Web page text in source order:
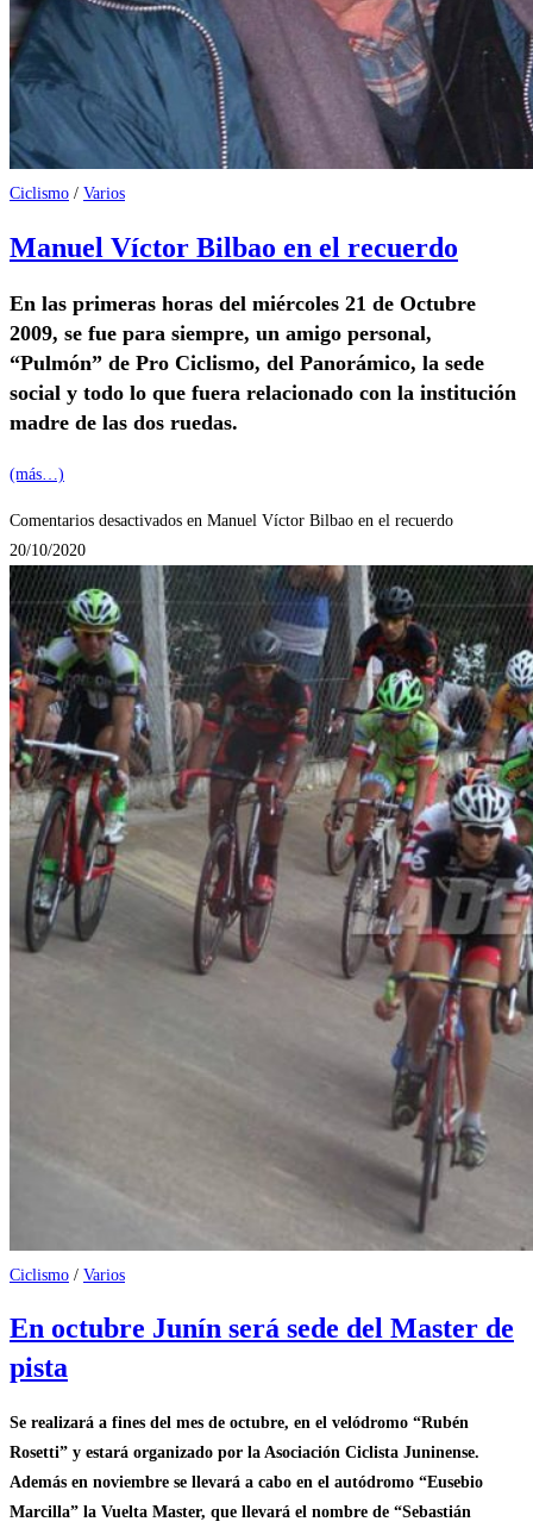
Ciclismo / Varios
Manuel Víctor Bilbao en el recuerdo
En las primeras horas del miércoles 21 de Octubre
2009, se fue para siempre, un amigo personal,
“Pulmón” de Pro Ciclismo, del Panorámico, la sede
social y todo lo que fuera relacionado con la institución
madre de las dos ruedas.
(más…)
Comentarios desactivados en Manuel Víctor Bilbao en el recuerdo
20/10/2020
Ciclismo / Varios
En octubre Junín será sede del Master de
pista
Se realizará a fines del mes de octubre, en el velódromo “Rubén
Rosetti” y estará organizado por la Asociación Ciclista Juninense.
Además en noviembre se llevará a cabo en el autódromo “Eusebio
Marcilla” la Vuelta Master, que llevará el nombre de “Sebastián